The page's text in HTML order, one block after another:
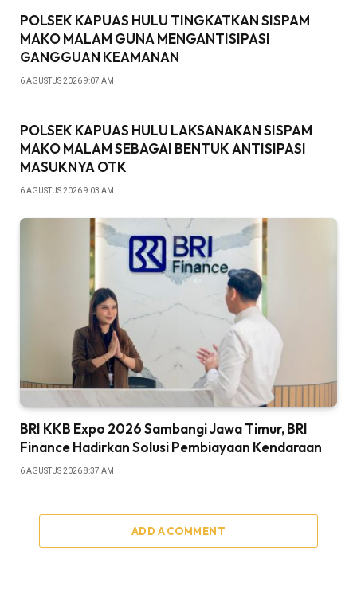
POLSEK KAPUAS HULU TINGKATKAN SISPAM
MAKO MALAM GUNA MENGANTISIPASI
GANGGUAN KEAMANAN
6 AGUSTUS 2026 9:07 AM
POLSEK KAPUAS HULU LAKSANAKAN SISPAM
MAKO MALAM SEBAGAI BENTUK ANTISIPASI
MASUKNYA OTK
6 AGUSTUS 2026 9:03 AM
BRI KKB Expo 2026 Sambangi Jawa Timur, BRI
Finance Hadirkan Solusi Pembiayaan Kendaraan
6 AGUSTUS 2026 8:37 AM
ADD A COMMENT